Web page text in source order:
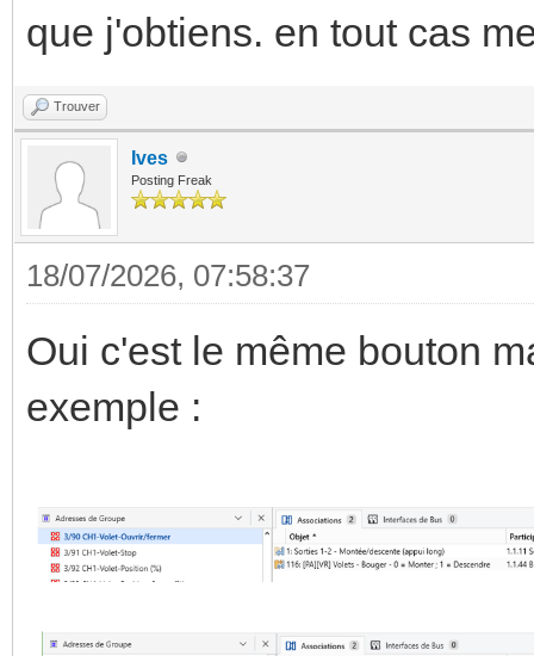
que j'obtiens. en tout cas
Trouver
Ives
Posting Freak
18/07/2026, 07:58:37
Oui c'est le même bouton
exemple :